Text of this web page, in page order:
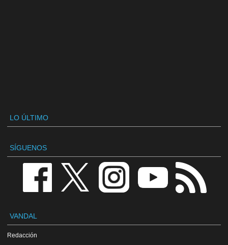
LO ÚLTIMO
SÍGUENOS
VANDAL
Redacción